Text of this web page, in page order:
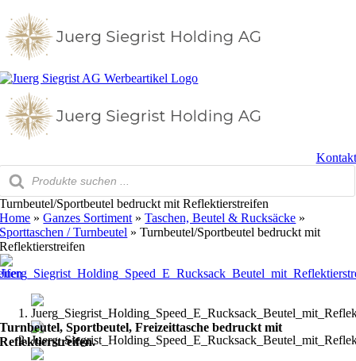
Zum
Inhalt
springen
Kontakt
Products
search
Turnbeutel/Sportbeutel bedruckt mit Reflektierstreifen
Home »Ganzes Sortiment »Taschen, Beutel & Rucksäcke »
Sporttaschen / Turnbeutel »Turnbeutel/Sportbeutel bedruckt mit
Reflektierstreifen
Turnbeutel, Sportbeutel, Freizeittasche bedruckt mit
Reflektierstreifen.